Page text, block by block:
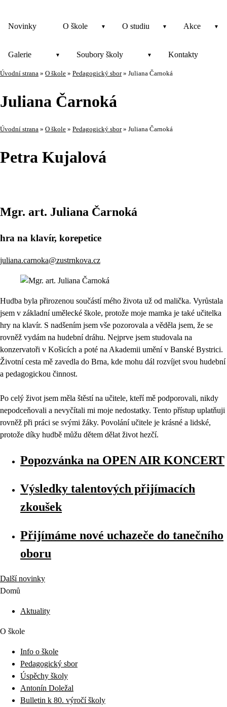
Novinky O škole O studiu Akce
Galerie Soubory školy Kontakty
Úvodní strana » O škole » Pedagogický sbor» Juliana Čarnoká
Juliana Čarnoká
Úvodní strana » O škole » Pedagogický sbor» Juliana Čarnoká
Petra Kujalová
Mgr. art. Juliana Čarnoká
hra na klavír, korepetice
juliana.carnoka@zustrnkova.cz
Hudba byla přirozenou součástí mého života už od malička. Vyrůstala
jsem v základní umělecké škole, protože moje mamka je také učitelka
hry na klavír. S nadšením jsem vše pozorovala a věděla jsem, že se
rovněž vydám na hudební dráhu. Nejprve jsem studovala na
konzervatoři v Košicích a poté na Akademii umění v Banské Bystrici.
Životní cesta mě zavedla do Brna, kde mohu dál rozvíjet svou hudební
a pedagogickou činnost.
Po celý život jsem měla štěstí na učitele, kteří mě podporovali, nikdy
nepodceňovali a nevyčítali mi moje nedostatky. Tento přístup uplatňuji
rovněž při práci se svými žáky. Povolání učitele je krásné a lidské,
protože díky hudbě můžu dětem dělat život hezčí.
Popozvánka na OPEN AIR KONCERT
Výsledky talentových přijímacích
zkoušek
Přijímáme nové uchazeče do tanečního
oboru
Další novinky
Domů
Aktuality
O škole
Info o škole
Pedagogický sbor
Úspěchy školy
Antonín Doležal
Bulletin k 80. výročí školy